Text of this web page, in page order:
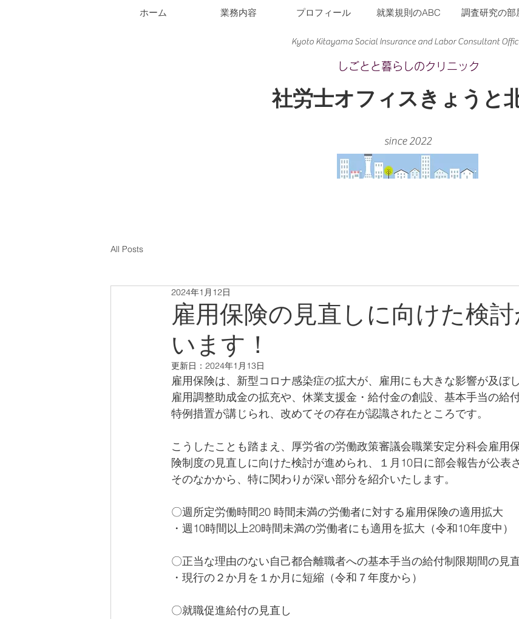
ホーム 業務内容 プロフィール 就業規則のABC 調査研究の部
Kyoto Kitayama Social Insurance and Labor Consultant
​しごとと暮らしのクリニック
社労士オフィスきょうと
since 2022
All Posts
雇用保険の見直しに向けた検
います！
2024年1月12日
更新日： 2024年1月13日
雇用保険は、新型コロナ感染症の拡大が、雇用にも大きな影響が及ぼ
雇用調整助成金の拡充や、休業支援金・給付金の創設、基本手当の給
特例措置が講じられ、改めてその存在が認識されたところです。
こうしたことも踏まえ、厚労省の労働政策審議会職業安定分科会雇用
険制度の見直しに向けた検討が進められ、１月10日に部会報告が公表
そのなかから、特に関わりが深い部分を紹介いたします。
〇週所定労働時間20 時間未満の労働者に対する雇用保険の適用拡大
・週10時間以上20時間未満の労働者にも適用を拡大（令和10年度中）
〇正当な理由のない自己都合離職者への基本手当の給付制限期間の見
・現行の２か月を１か月に短縮（令和７年度から）
〇就職促進給付の見直し